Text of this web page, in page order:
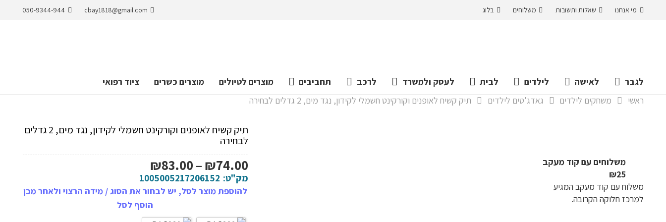
מי אנחנו שאלות ותשובות משלוחים בלוג cbay1818@gmail.com
050-9344-944
לגבר לאישה לילדים לבית לעסק ולמשרד לרכב תחביבים מוצרים לטיולים מוצרים כשרים
ציוד רפואי
ראשי
משחקים לילדים גאדג'טים לילדים תיק קשיח לאופנים וקורקינט חשמלי לקידון, נגד מים, 2 גדלים לבחירה
תיק קשיח לאופנים וקורקינט חשמלי לקידון, נגד מים, 2 גדלים
לבחירה
₪74.00
–
₪83.00
מחירים:
⁦₪74.00⁩
עד
מק"ט: 1005005217206152
להוספת מוצר לסל, יש לבחור את הסוג / מידה הרצוי ולאחר מכן
הוסף לסל
משלוחים עם קוד מעקב
₪25
משלוח​ עם קוד מעקב המגיע
למרכז חלוקה הקרובה.